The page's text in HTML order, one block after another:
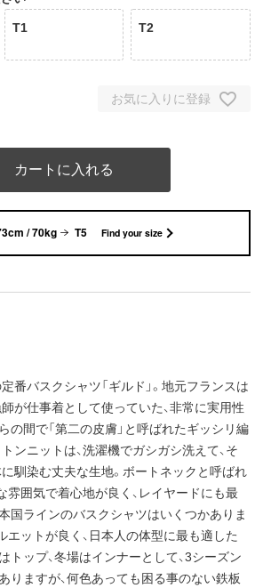
T1 T2
お気に入りに登録
カートに入れる
/ 70kg T5 Find your size
番バスクシャツ「ギルド」。地元フランスは
が仕事着として使っていた、非常に実用性
の間で「第二の皮膚」と呼ばれたギッシリ編
ンニットは、洗濯機でガシガシ洗えて、そ
馴染む丈夫な生地。ボートネックと呼ばれ
雰囲気で着心地が良く、レイヤードにも最
国ラインのバスクシャツはいくつかありま
エットが良く、日本人の体型に最も適した
トップ、冬場はインナーとして、3シーズン
りますが、何色あっても困る事のない鉄板